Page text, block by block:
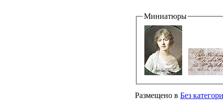
Миниатюры
Размещено в Без